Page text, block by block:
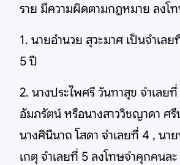
ราย มีความผิดตามกฎหมาย ลงโ
1. นายอำนวย สุวะมาศ เป็นจำเล
5 ปี
2. นางประไพศรี วันทาสุข จำเลย
อัมภรัตน์ หรือนางสาววิชญาดา ศรี
นางศินีนาถ โสดา จำเลยที่ 4 , น
เกตุ จำเลยที่ 5 ลงโทษจำคุกคนล